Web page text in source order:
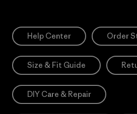
Help Center Order
Size & Fit Guide
DIY Care & Repair